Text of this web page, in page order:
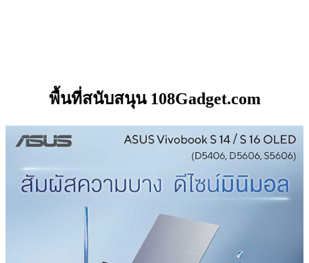
พื้นที่สนับสนุน 108Gadget.com